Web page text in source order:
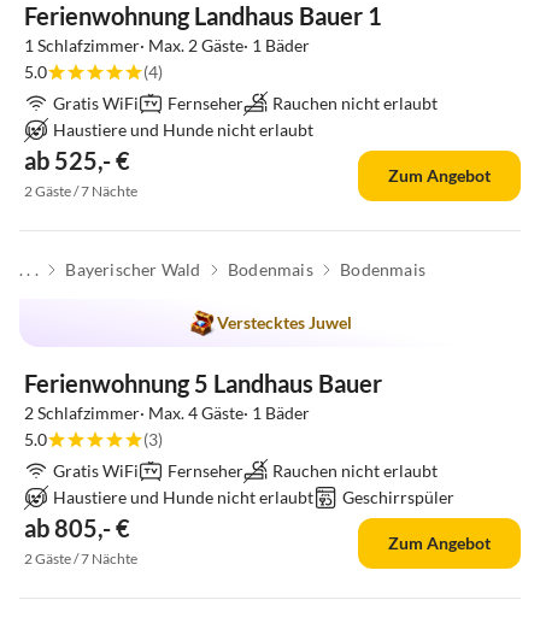
Ferienwohnung Landhaus Bauer 1
1 Schlafzimmer· Max. 2 Gäste· 1 Bäder
5.0
(4)
Gratis WiFi
Fernseher
Rauchen nicht erlaubt
Haustiere und Hunde nicht erlaubt
ab 525,- €
2 Gäste / 7 Nächte
Zum Angebot
. . . Bayerischer Wald Bodenmais Bodenmais
Verstecktes Juwel
Ferienwohnung 5 Landhaus Bauer
2 Schlafzimmer· Max. 4 Gäste· 1 Bäder
5.0
(3)
Gratis WiFi
Fernseher
Rauchen nicht erlaubt
Haustiere und Hunde nicht erlaubt
Geschirrspüler
ab 805,- €
2 Gäste / 7 Nächte
Zum Angebot